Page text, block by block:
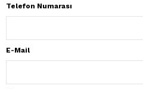
Telefon Numarası
E-Mail